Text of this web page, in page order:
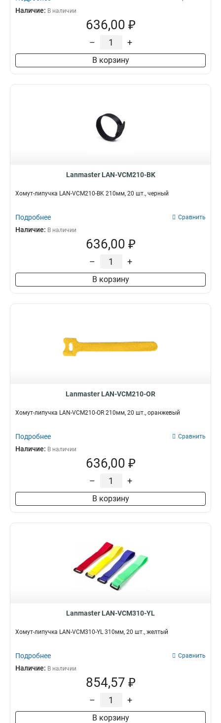
Наличие: В наличии
636,00 ₽
– +
В корзину
Lanmaster LAN-VCM210-BK
Хомут-липучка LAN-VCM210-BK 210мм, 20 шт., черный
Подробнее Сравнить
Наличие: В наличии
636,00 ₽
– +
В корзину
Lanmaster LAN-VCM210-OR
Хомут-липучка LAN-VCM210-OR 210мм, 20 шт., оранжевый
Подробнее Сравнить
Наличие: В наличии
636,00 ₽
– +
В корзину
Lanmaster LAN-VCM310-YL
Хомут-липучка LAN-VCM310-YL 310мм, 20 шт., желтый
Подробнее Сравнить
Наличие: В наличии
854,57 ₽
– +
В корзину